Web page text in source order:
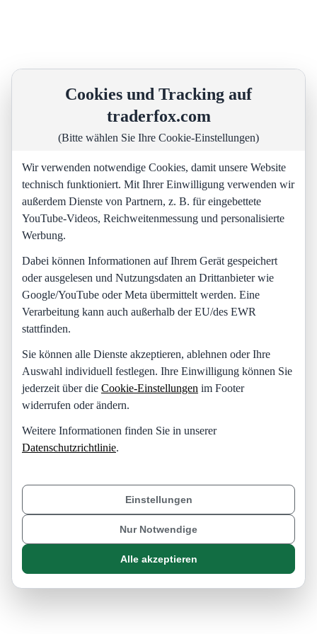
Cookies und Tracking auf
traderfox.com
(Bitte wählen Sie Ihre Cookie-Einstellungen)
Wir verwenden notwendige Cookies, damit unsere Website
technisch funktioniert. Mit Ihrer Einwilligung verwenden wir
außerdem Dienste von Partnern, z. B. für eingebettete
YouTube-Videos, Reichweitenmessung und personalisierte
Werbung.
Dabei können Informationen auf Ihrem Gerät gespeichert
oder ausgelesen und Nutzungsdaten an Drittanbieter wie
Google/YouTube oder Meta übermittelt werden. Eine
Verarbeitung kann auch außerhalb der EU/des EWR
stattfinden.
Sie können alle Dienste akzeptieren, ablehnen oder Ihre
Auswahl individuell festlegen. Ihre Einwilligung können Sie
jederzeit über die Cookie-Einstellungen im Footer
widerrufen oder ändern.
Weitere Informationen finden Sie in unserer
Datenschutzrichtlinie.
Einstellungen
Nur Notwendige
Alle akzeptieren